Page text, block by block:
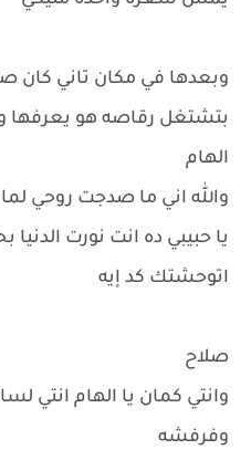
وبعدها في مكان تاني كان
بتشتغل رقاصه هو يعرفها
الهام
والله اني ما صدجت روحي
يا حبيبي ده انت نورت
اتوحشتك كد إيه
صلاح
وانتي كمان يا الهام انتي
وفرفشه